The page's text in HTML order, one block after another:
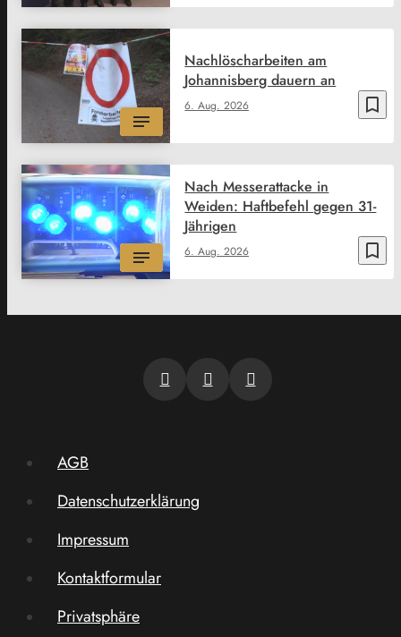
bookmark_border
6. Aug. 2026
Nachlöscharbeiten am
Johannisberg dauern an
bookmark_border
6. Aug. 2026
Nach Messerattacke in
Weiden: Haftbefehl gegen 31-
Jährigen
AGB
Datenschutzerklärung
Impressum
Kontaktformular
Privatsphäre